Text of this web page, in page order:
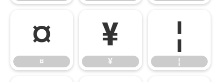
¤
¤
¥
¥
¦
¦